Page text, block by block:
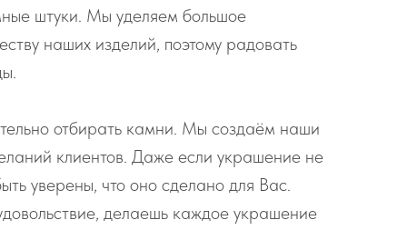
штуки. Мы уделяем большое
наших изделий, поэтому радовать
отбирать камни. Мы создаём наши
клиентов. Даже если украшение не
уверены, что оно сделано для Вас.
делаешь каждое украшение